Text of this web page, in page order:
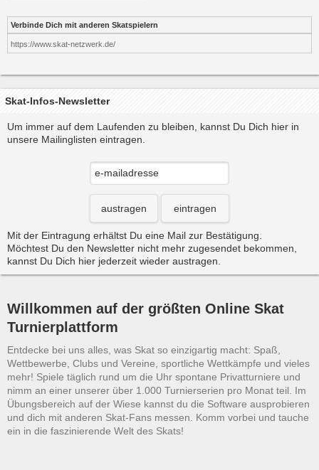
Verbinde Dich mit anderen Skatspielern
https://www.skat-netzwerk.de/
Skat-Infos-Newsletter
Um immer auf dem Laufenden zu bleiben, kannst Du Dich hier in
unsere Mailinglisten eintragen.
austragen eintragen
Mit der Eintragung erhältst Du eine Mail zur Bestätigung.
Möchtest Du den Newsletter nicht mehr zugesendet bekommen,
kannst Du Dich hier jederzeit wieder austragen.
Willkommen auf der größten Online Skat
Turnierplattform
Entdecke bei uns alles, was Skat so einzigartig macht: Spaß,
Wettbewerbe, Clubs und Vereine, sportliche Wettkämpfe und vieles
mehr! Spiele täglich rund um die Uhr spontane Privatturniere und
nimm an einer unserer über 1.000 Turnierserien pro Monat teil. Im
Übungsbereich auf der Wiese kannst du die Software ausprobieren
und dich mit anderen Skat-Fans messen. Komm vorbei und tauche
ein in die faszinierende Welt des Skats!